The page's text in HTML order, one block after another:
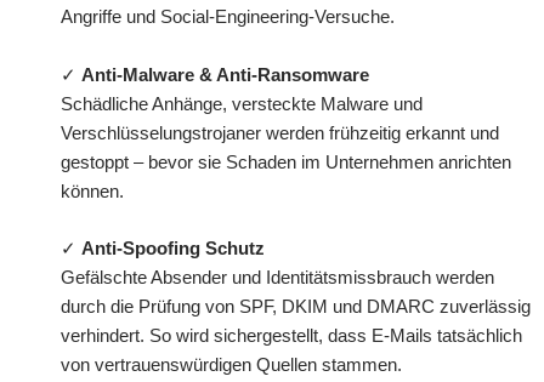
Angriffe und Social-Engineering-Versuche.
✓ Anti-Malware & Anti-Ransomware
Schädliche Anhänge, versteckte Malware und
Verschlüsselungstrojaner werden frühzeitig erkannt und
gestoppt – bevor sie Schaden im Unternehmen anrichten
können.
✓ Anti-Spoofing Schutz
Gefälschte Absender und Identitätsmissbrauch werden
durch die Prüfung von SPF, DKIM und DMARC zuverlässig
verhindert. So wird sichergestellt, dass E-Mails tatsächlich
von vertrauenswürdigen Quellen stammen.